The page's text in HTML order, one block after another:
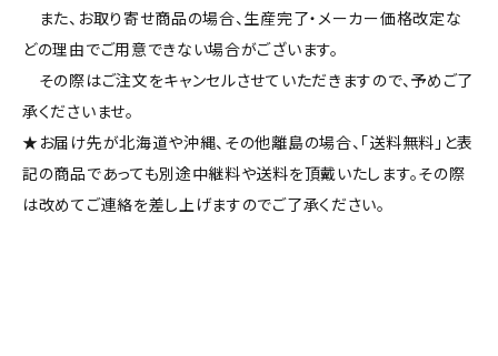
また、お取り寄せ商品の場合、生産完了・メーカー価格改定な
どの理由でご用意できない場合がございます。
その際はご注文をキャンセルさせていただきますので、予めご了
承くださいませ。
★お届け先が北海道や沖縄、その他離島の場合、「送料無料」と表
記の商品であっても別途中継料や送料を頂戴いたします。その際
は改めてご連絡を差し上げますのでご了承ください。